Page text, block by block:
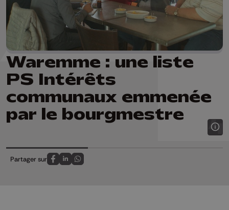
Waremme : une liste
PS Intérêts
communaux emmenée
par le bourgmestre
Partager sur
Partagez sur FaceBook
Partagez sur LinkedIn
Partagez sur Whatsapp